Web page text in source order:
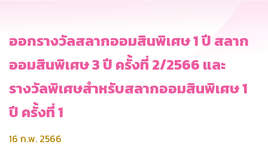
ออกรางวัลสลากออมสินพิเศษ 1 ปี สลาก
ออมสินพิเศษ 3 ปี ครั้งที่ 2/2566 และ
รางวัลพิเศษสำหรับสลากออมสินพิเศษ 1
ปี ครั้งที่ 1
16 ก.พ. 2566